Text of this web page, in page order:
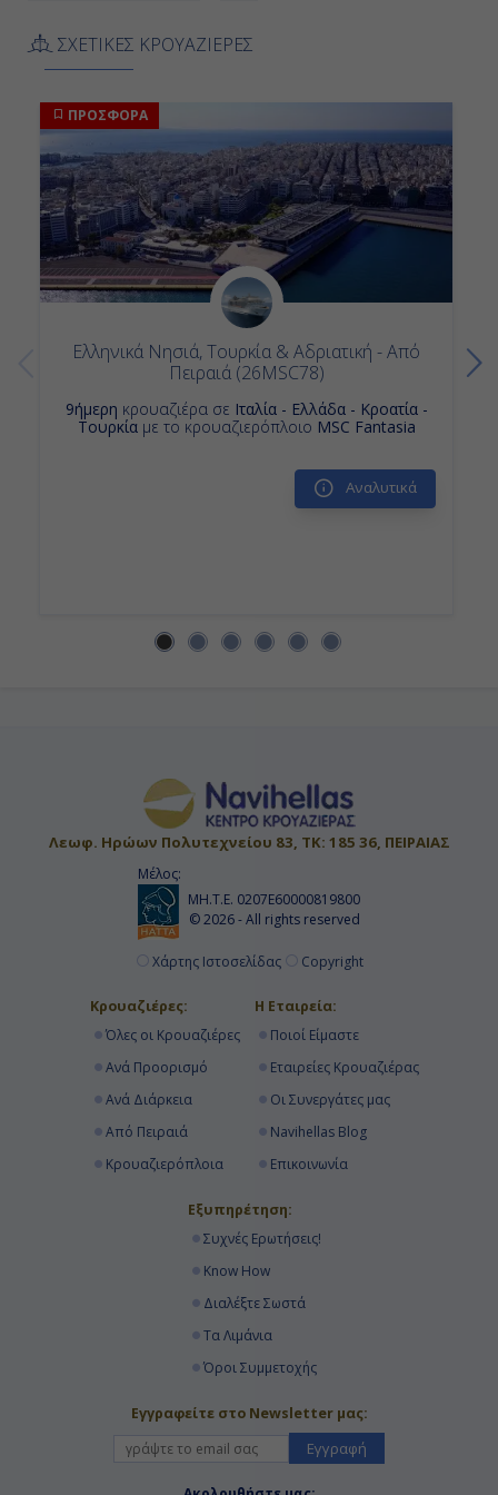
Ρώμη / Τσιβιταβέκια (Ιταλία)
Αποβίβαση
-
ΣΧΕΤΙΚΕΣ ΚΡΟΥΑΖΙΕΡΕΣ
ΠΡΟΣΦΟΡΑ
Ελληνικά Νησιά, Τουρκία & Αδριατική - Από
Πειραιά (26MSC78)
9ήμερη κρουαζιέρα σε Ιταλία - Ελλάδα - Κροατία -
Τουρκίαμε το κρουαζιερόπλοιο MSC Fantasia
Αναλυτικά
Λεωφ. Ηρώων Πολυτεχνείου 83, ΤΚ: 185 36, ΠΕΙΡΑΙΑΣ
Μέλος:
ΜΗ.Τ.Ε. 0207Ε60000819800
© 2026 - All rights reserved
Χάρτης Ιστοσελίδας Copyright
Κρουαζιέρες:
Όλες οι Κρουαζιέρες
Ανά Προορισμό
Ανά Διάρκεια
Από Πειραιά
Κρουαζιερόπλοια
Η Εταιρεία:
Ποιοί Είμαστε
Εταιρείες Κρουαζιέρας
Οι Συνεργάτες μας
Navihellas Blog
Επικοινωνία
Εξυπηρέτηση:
Συχνές Ερωτήσεις!
Know How
Διαλέξτε Σωστά
Τα Λιμάνια
Όροι Συμμετοχής
Εγγραφείτε στο Newsletter μας:
Εγγραφή